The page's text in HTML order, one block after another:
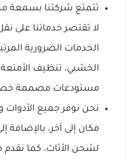
تتمتع شركتنا بسمعة
لا تقتصر خدماتنا على
الخدمات الضرورية
الخشبي، تنظيف
مستودعات مصممة
نحن نوفر جميع الأدوات
مكان إلى آخر، بالإضافة
لشحن الأثاث، كما